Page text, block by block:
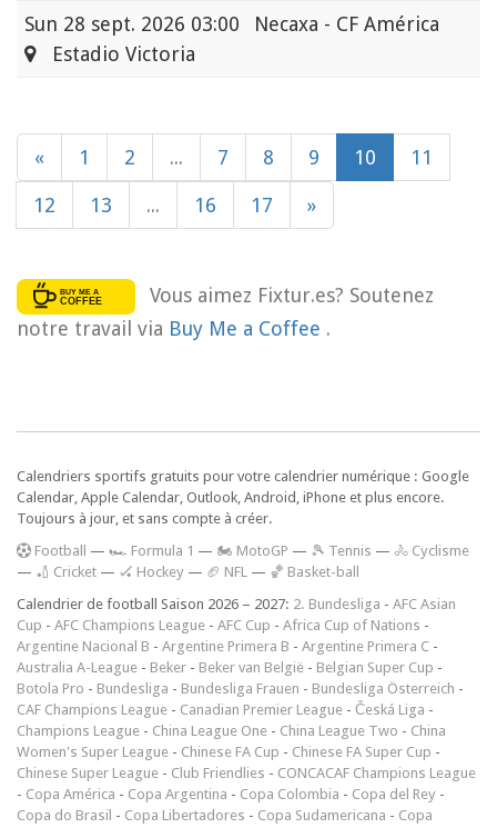
Sun 28 sept. 2026 03:00
Necaxa - CF América
Estadio Victoria
« 1 2 ... 7 8 9 10 11
12 13 ... 16 17 »
Vous aimez Fixtur.es? Soutenez
notre travail via Buy Me a Coffee .
Calendriers sportifs gratuits pour votre calendrier numérique : Google
Calendar, Apple Calendar, Outlook, Android, iPhone et plus encore.
Toujours à jour, et sans compte à créer.
Football — 🏎️ Formula 1 — 🏍 MotoGP — 🎾 Tennis — 🚴 Cyclisme
— 🏏 Cricket — 🏑 Hockey — 🏈 NFL — 🏀 Basket-ball
Calendrier de football Saison 2026 – 2027: 2. Bundesliga - AFC Asian
Cup - AFC Champions League - AFC Cup - Africa Cup of Nations -
Argentine Nacional B - Argentine Primera B - Argentine Primera C -
Australia A-League - Beker - Beker van België - Belgian Super Cup -
Botola Pro - Bundesliga - Bundesliga Frauen - Bundesliga Österreich -
CAF Champions League - Canadian Premier League - Česká Liga -
Champions League - China League One - China League Two - China
Women's Super League - Chinese FA Cup - Chinese FA Super Cup -
Chinese Super League - Club Friendlies - CONCACAF Champions League
- Copa América - Copa Argentina - Copa Colombia - Copa del Rey -
Copa do Brasil - Copa Libertadores - Copa Sudamericana - Copa